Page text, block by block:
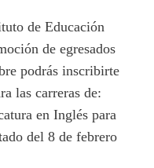
de Educación
de egresados
podrás inscribirte
las carreras de:
en Inglés para
del 8 de febrero